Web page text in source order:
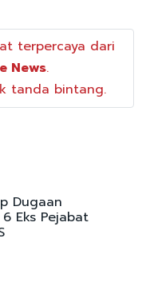
terpercaya dari
News.
tanda bintang.
Dugaan
Eks Pejabat